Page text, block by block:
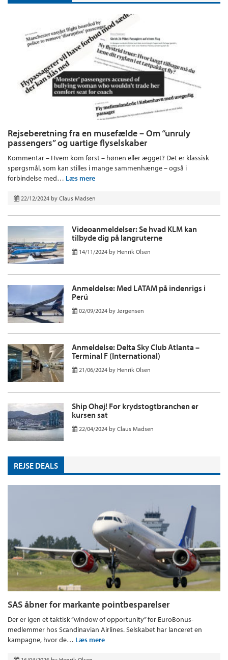
Rejseberetning fra en musefælde – Om “unruly
passengers” og uartige flyselskaber
Kommentar – Hvem kom først – hønen eller ægget? Det er klassisk
spørgsmål, som kan stilles i mange sammenhænge – også i
forbindelse med… Læs mere
22/12/2024 by Claus Madsen
Videoanmeldelser: Se hvad KLM kan
tilbyde dig på langruterne
14/11/2024 by Henrik Olsen
Anmeldelse: Med LATAM på indenrigs i
Perú
02/09/2024 by Jørgensen
Anmeldelse: Delta Sky Club Atlanta –
Terminal F (International)
21/06/2024 by Henrik Olsen
Ship Ohøj! For krydstogtbranchen er
kursen sat
22/04/2024 by Claus Madsen
REJSE DEALS
SAS åbner for markante pointbesparelser
Der er igen et taktisk “window of opportunity” for EuroBonus-
medlemmer hos Scandinavian Airlines. Selskabet har lanceret en
kampagne, hvor de… Læs mere